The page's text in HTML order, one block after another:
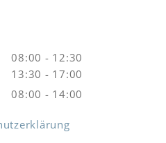
08:00 - 12:30
13:30 - 17:00
08:00 - 14:00